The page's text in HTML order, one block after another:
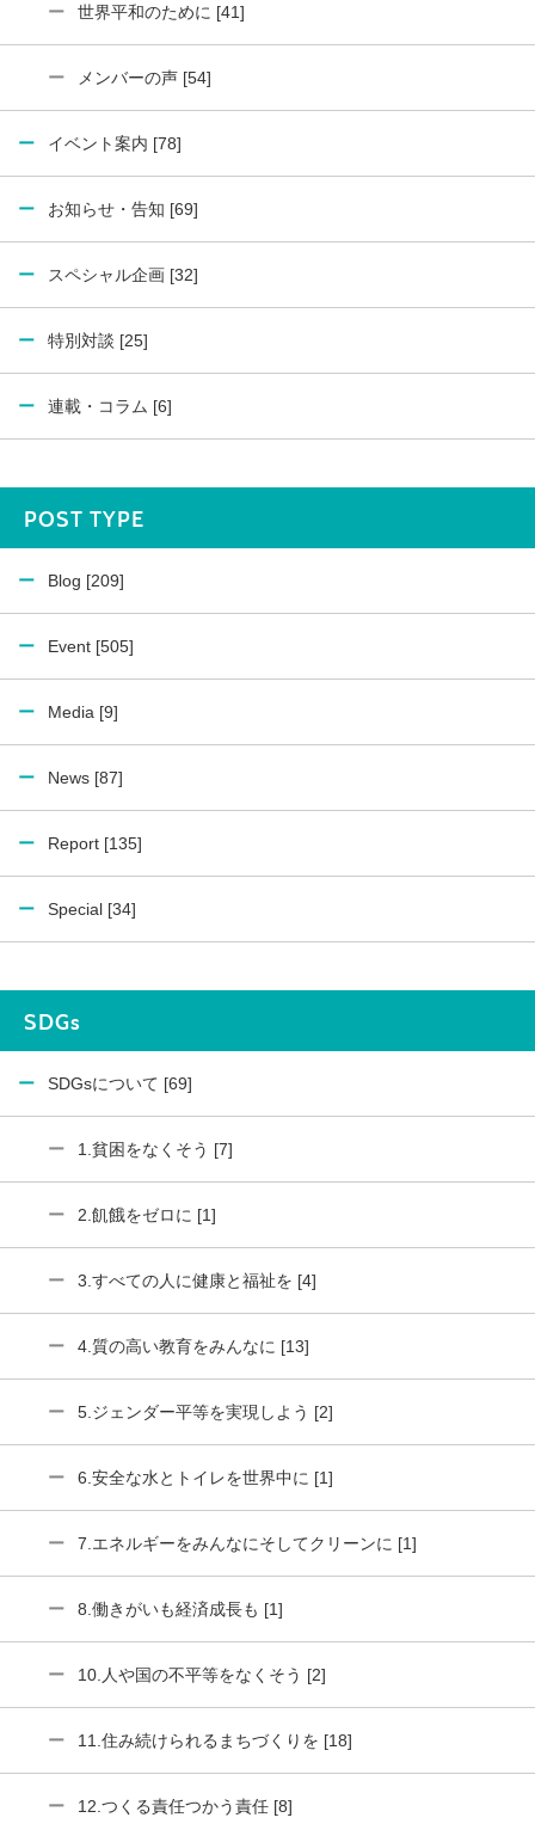
世界平和のために [41]
メンバーの声 [54]
イベント案内 [78]
お知らせ・告知 [69]
スペシャル企画 [32]
特別対談 [25]
連載・コラム [6]
POST TYPE
Blog [209]
Event [505]
Media [9]
News [87]
Report [135]
Special [34]
SDGs
SDGsについて [69]
1.貧困をなくそう [7]
2.飢餓をゼロに [1]
3.すべての人に健康と福祉を [4]
4.質の高い教育をみんなに [13]
5.ジェンダー平等を実現しよう [2]
6.安全な水とトイレを世界中に [1]
7.エネルギーをみんなにそしてクリーンに [1]
8.働きがいも経済成長も [1]
10.人や国の不平等をなくそう [2]
11.住み続けられるまちづくりを [18]
12.つくる責任つかう責任 [8]